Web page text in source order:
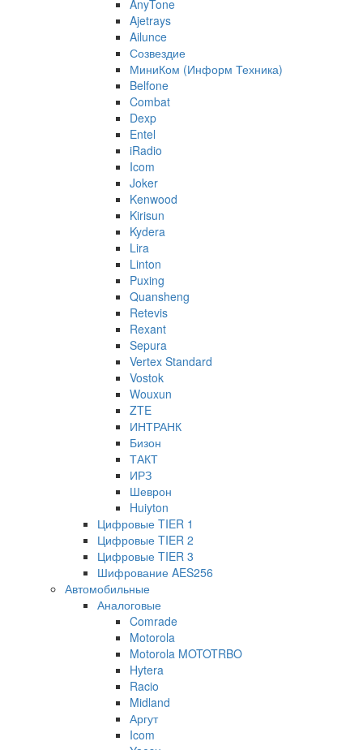
AnyTone
Ajetrays
Ailunce
Созвездие
МиниКом (Информ Техника)
Belfone
Combat
Dexp
Entel
iRadio
Icom
Joker
Kenwood
Kirisun
Kydera
Lira
Linton
Puxing
Quansheng
Retevis
Rexant
Sepura
Vertex Standard
Vostok
Wouxun
ZTE
ИНТРАНК
Бизон
ТАКТ
ИРЗ
Шеврон
Huiyton
Цифровые TIER 1
Цифровые TIER 2
Цифровые TIER 3
Шифрование AES256
Автомобильные
Аналоговые
Comrade
Motorola
Motorola MOTOTRBO
Hytera
Racio
Midland
Аргут
Icom